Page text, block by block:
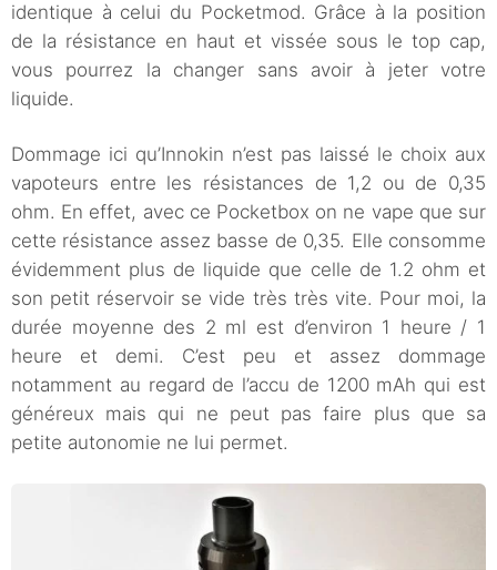
identique à celui du Pocketmod. Grâce à la position
de la résistance en haut et vissée sous le top cap,
vous pourrez la changer sans avoir à jeter votre
liquide.
Dommage ici qu’Innokin n’est pas laissé le choix aux
vapoteurs entre les résistances de 1,2 ou de 0,35
ohm. En effet, avec ce Pocketbox on ne vape que sur
cette résistance assez basse de 0,35. Elle consomme
évidemment plus de liquide que celle de 1.2 ohm et
son petit réservoir se vide très très vite. Pour moi, la
durée moyenne des 2 ml est d’environ 1 heure / 1
heure et demi. C’est peu et assez dommage
notamment au regard de l’accu de 1200 mAh qui est
généreux mais qui ne peut pas faire plus que sa
petite autonomie ne lui permet.